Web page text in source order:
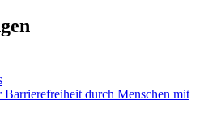
Barrierefreiheit durch Menschen mit